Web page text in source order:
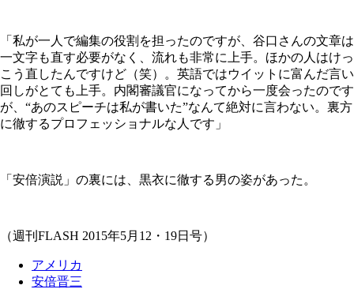
「私が一人で編集の役割を担ったのですが、谷口さんの文章は
一文字も直す必要がなく、流れも非常に上手。ほかの人はけっ
こう直したんですけど（笑）。英語ではウイットに富んだ言い
回しがとても上手。内閣審議官になってから一度会ったのです
が、“あのスピーチは私が書いた”なんて絶対に言わない。裏方
に徹するプロフェッショナルな人です」
「安倍演説」の裏には、黒衣に徹する男の姿があった。
（週刊FLASH 2015年5月12・19日号）
アメリカ
安倍晋三